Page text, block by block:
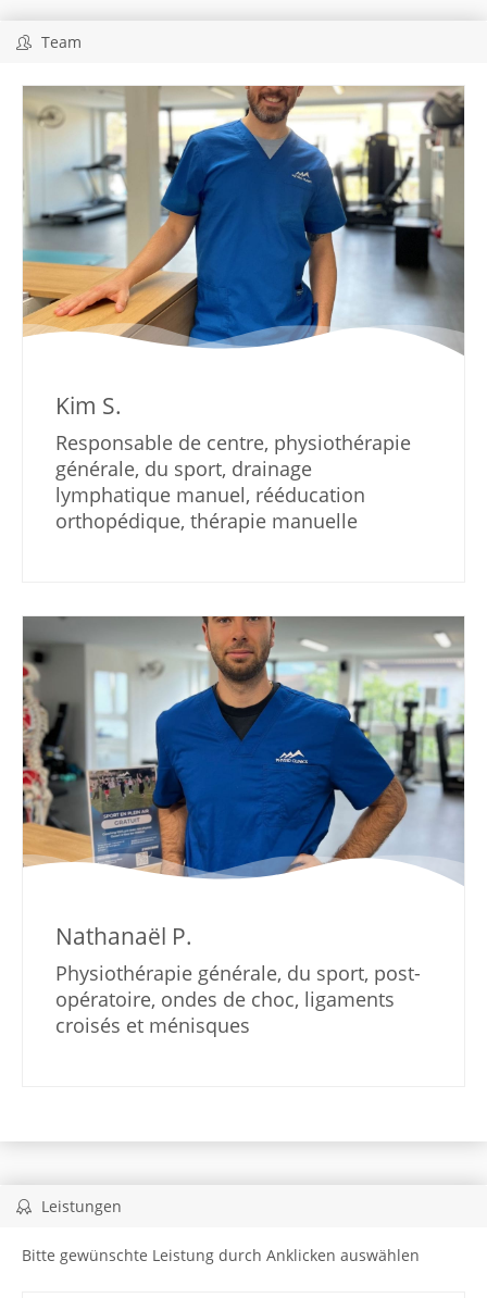
Team
Kim S.
Responsable de centre, physiothérapie
générale, du sport, drainage
lymphatique manuel, rééducation
orthopédique, thérapie manuelle
Nathanaël P.
Physiothérapie générale, du sport, post-
opératoire, ondes de choc, ligaments
croisés et ménisques
Leistungen
Bitte gewünschte Leistung durch Anklicken auswählen